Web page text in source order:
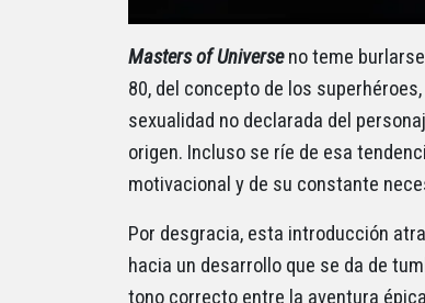
Masters of Universeno teme
80, del concepto de los
sexualidad no declarada del
origen. Incluso se ríe de esa
motivacional y de su constante
Por desgracia, esta introducción
hacia un desarrollo que se da de
tono correcto entre la aventura